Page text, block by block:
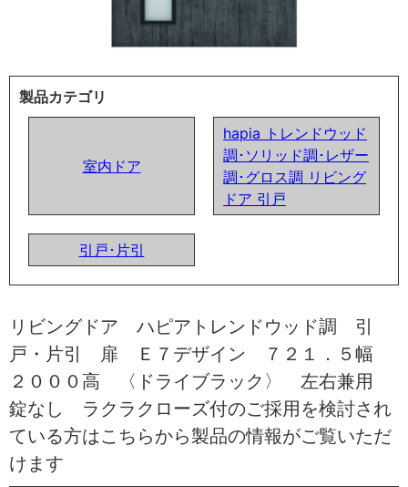
製品カテゴリ
室内ドア
hapia トレンドウッド
調･ソリッド調･レザー
調･グロス調 リビング
ドア 引戸
引戸･片引
リビングドア ハピアトレンドウッド調 引
戸・片引 扉 Ｅ７デザイン ７２１．５幅
２０００高 〈ドライブラック〉 左右兼用
錠なし ラクラクローズ付のご採用を検討され
ている方はこちらから製品の情報がご覧いただ
けます